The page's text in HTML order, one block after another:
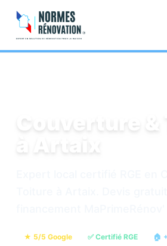
Couverture
à Artaix
★ 5/5 Google ✅ Certifié RGE
🏠